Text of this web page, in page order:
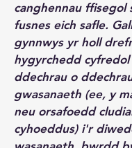
canghennau ffisegol
fusnes eich safle.
gynnwys yr holl
hygyrchedd cyfredol
ddechrau o
gwasanaeth (ee, y
neu orsafoedd
cyhoeddus) i'r